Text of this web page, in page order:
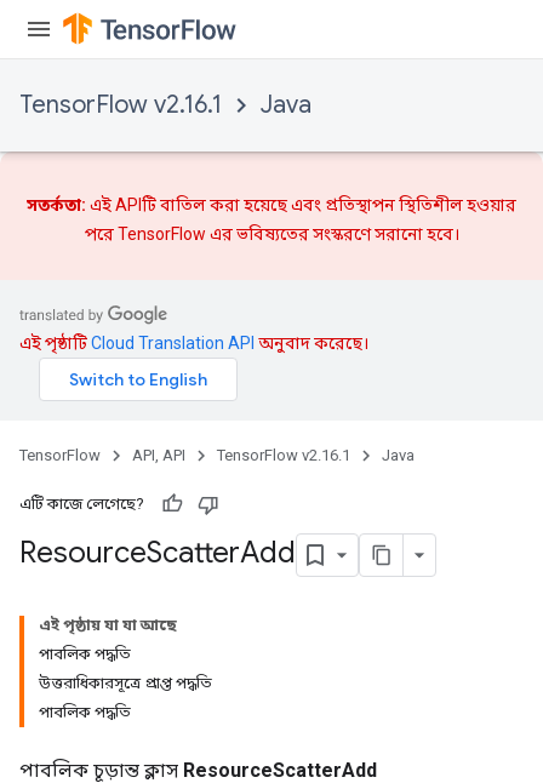
TensorFlow v2.16.1 Java
সতর্কতা: এই APIটি বাতিল করা হয়েছে এবং প্রতিস্থাপনস্থিতিশীল হওয়ার
পরে TensorFlow এর ভবিষ্যতের সংস্করণে সরানো হবে।
এই পৃষ্ঠাটিCloud Translation API অনুবাদ করেছে।
TensorFlow API, API TensorFlow v2.16.1 Java
এটি কাজে লেগেছে?
ResourceScatterAdd
এই পৃষ্ঠায় যা যা আছে
পাবলিক পদ্ধতি
উত্তরাধিকারসূত্রে প্রাপ্ত পদ্ধতি
পাবলিক পদ্ধতি
পাবলিক চূড়ান্ত ক্লাস ResourceScatterAdd